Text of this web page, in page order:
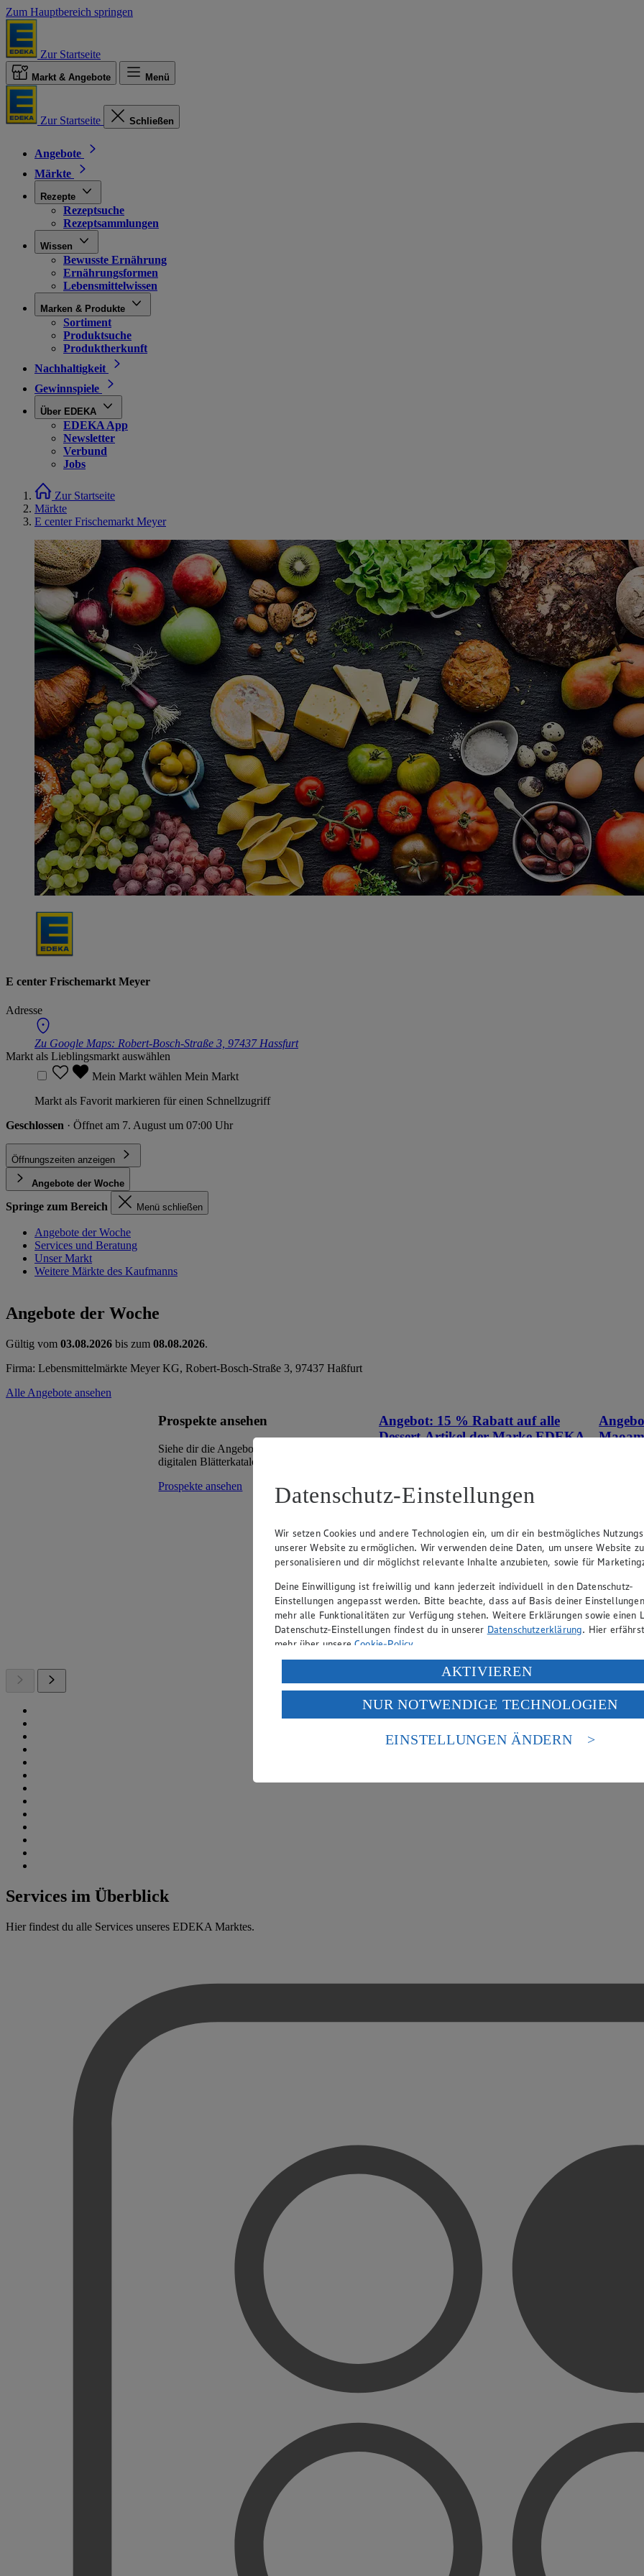
Zum Hauptbereich springen
Zur Startseite
Markt & Angebote Menü
Zur Startseite Schließen
Angebote
Märkte
Rezepte
Rezeptsuche
Rezeptsammlungen
Wissen
Bewusste Ernährung
Ernährungsformen
Lebensmittelwissen
Marken & Produkte
Sortiment
Produktsuche
Produktherkunft
Nachhaltigkeit
Gewinnspiele
Über EDEKA
EDEKA App
Newsletter
Verbund
Jobs
Zur Startseite
Märkte
E center Frischemarkt Meyer
E center Frischemarkt Meyer
Adresse
Zu Google Maps: Robert-Bosch-Straße 3, 97437 Hassfurt
Markt als Lieblingsmarkt auswählen
Mein Markt wählen Mein Markt
Markt als Favorit markieren für einen Schnellzugriff
Geschlossen · Öffnet am 7. August um 07:00 Uhr
Öffnungszeiten anzeigen
Angebote der Woche
Springe zum Bereich Menü schließen
Angebote der Woche
Services und Beratung
Unser Markt
Weitere Märkte des Kaufmanns
Angebote der Woche
Gültig vom 03.08.2026 bis zum 08.08.2026.
Firma: Lebensmittelmärkte Meyer KG, Robert-Bosch-Straße 3, 97437 Haßfurt
Alle Angebote ansehen
Prospekte ansehen
Siehe dir die Angebote deines Marktes im
digitalen Blätterkatalog an.
Prospekte ansehen
Angebot: 15 % Rabatt auf alle
Dessert-Artikel der Marke EDEKA
Tagespreis
Services im Überblick
Hier findest du alle Services unseres EDEKA Marktes.
Datenschutz-Einstellungen
Wir setzen Cookies und andere Technologien ein, um dir ein bestmögliches
unserer Website zu ermöglichen. Wir verwenden deine Daten, um unsere Website zu
personalisieren und dir möglichst relevante Inhalte anzubieten, sowie für
Deine Einwilligung ist freiwillig und kann jederzeit individuell in den Datenschutz-
Einstellungen angepasst werden. Bitte beachte, dass auf Basis deiner
mehr alle Funktionalitäten zur Verfügung stehen. Weitere Erklärungen sowie einen
Datenschutz-Einstellungen findest du in unserer Datenschutzerklärung. Hier
mehr über unsereCookie-Policy.
Verarbeitung deiner personenbezogenen Daten in den USA durch Facebook und
Wenn du auf „Aktivieren“ klickst, willigst du im Sinne des Art. 49 Abs. 1 Satz 1 lit.
ein, dass deine Daten in den USA verarbeitet werden. Der EuGH sieht die USA als
einem nach europäischen Standards nicht angemessenen Datenschutzniveau an. Es
Risiko eines Zugriffs durch US-amerikanische Behörden.
AKTIVIEREN
NUR NOTWENDIGE TECHNOLOGIEN
EINSTELLUNGEN ÄNDERN